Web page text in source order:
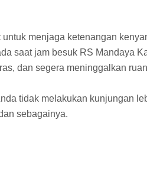
untuk menjaga ketenangan
saat jam besuk RS Mandaya
dan segera meninggalkan
tidak melakukan kunjungan
sebagainya.